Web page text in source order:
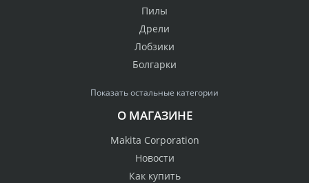
Пилы
Дрели
Лобзики
Болгарки
Показать остальные категории
О МАГАЗИНЕ
Makita Corporation
Новости
Как купить